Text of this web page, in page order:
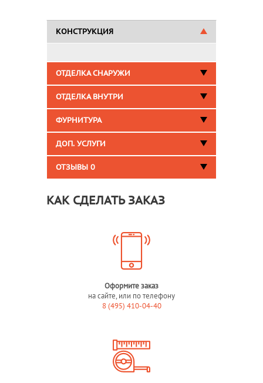
КОНСТРУКЦИЯ
ОТДЕЛКА СНАРУЖИ
ОТДЕЛКА ВНУТРИ
ФУРНИТУРА
ДОП. УСЛУГИ
ОТЗЫВЫ 0
КАК СДЕЛАТЬ ЗАКАЗ
Оформите заказ
на сайте, или по телефону
8 (495) 410-04-40